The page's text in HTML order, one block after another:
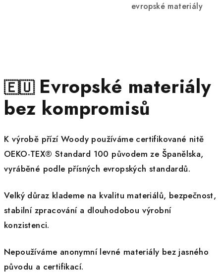
evropské materiály
🇪🇺 Evropské materiály
bez kompromisů
K výrobě přízí Woody používáme certifikované nitě
OEKO-TEX® Standard 100 původem ze Španělska,
vyráběné podle přísných evropských standardů.
Velký důraz klademe na kvalitu materiálů, bezpečnost,
stabilní zpracování a dlouhodobou výrobní
konzistenci.
Nepoužíváme anonymní levné materiály bez jasného
původu a certifikací.